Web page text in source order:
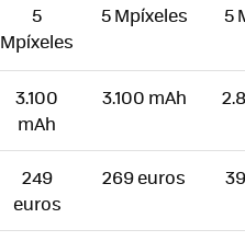
5
Mpíxeles
5 Mpíxeles 5
3.100
mAh
3.100 mAh
249
euros
269 euros